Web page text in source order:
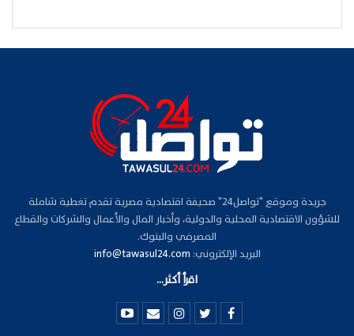
جريدة وموقع "تواصل24" صحيفة اقتصادية مصرية تقدم تغطية شاملة
للشؤون الاقتصادية المحلية والدولية، وأخبار المال والأعمال والشركات والقطاع
المصرفي والبنوك.
البريد الإلكتروني: info@tawasul24.com
اقرأ أكثر...